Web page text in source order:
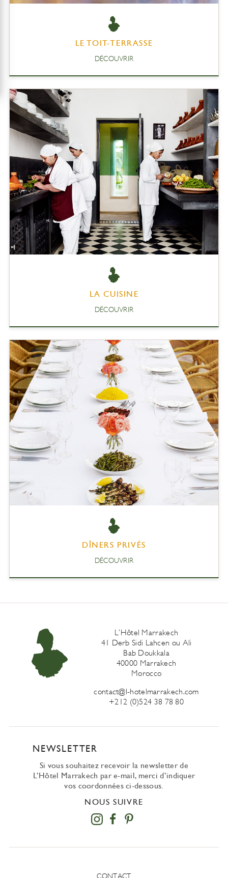
LE TOIT-TERRASSE
DÉCOUVRIR
LA CUISINE
DÉCOUVRIR
DÎNERS PRIVÉS
DÉCOUVRIR
L’Hôtel Marrakech
41 Derb Sidi Lahcen ou Ali
Bab Doukkala
40000 Marrakech
Morocco
contact@l-hotelmarrakech.com
+212 (0)524 38 78 80
NEWSLETTER
Si vous souhaitez recevoir la newsletter de
L’Hôtel Marrakech par e-mail, merci d’indiquer
vos coordonnées ci-dessous.
NOUS SUIVRE
CONTACT